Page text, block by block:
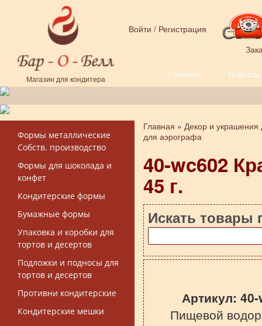
Перейти к основному содержанию
Магазин для кондитера
Войти / Регистрация
Главная Новости
Форма поиска
Формы металлические
Собств. производство
Формы для шоколада и
конфет
Кондитерские формы
Бумажные формы
Упаковка и коробки для
тортов и десертов
Подложки и подносы для
тортов и десертов
Противни кондитерские
Кондитерские мешки
Вы здесь
Главная » Декор и украшения
для аэрографа
40-wc602
45 г.
Искать товары
Артикул:
Пищевой